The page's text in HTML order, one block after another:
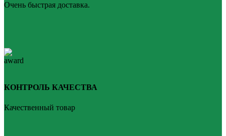
Очень быстрая доставка.
КОНТРОЛЬ КАЧЕСТВА
Качественный товар